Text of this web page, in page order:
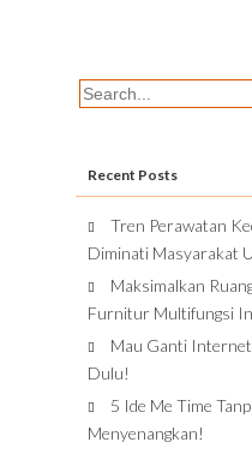
Recent Posts
Tren Perawatan
Diminati Masyarakat
Maksimalkan
Furnitur Multifungsi
Mau Ganti
Dulu!
5 Ide Me Time
Menyenangkan!